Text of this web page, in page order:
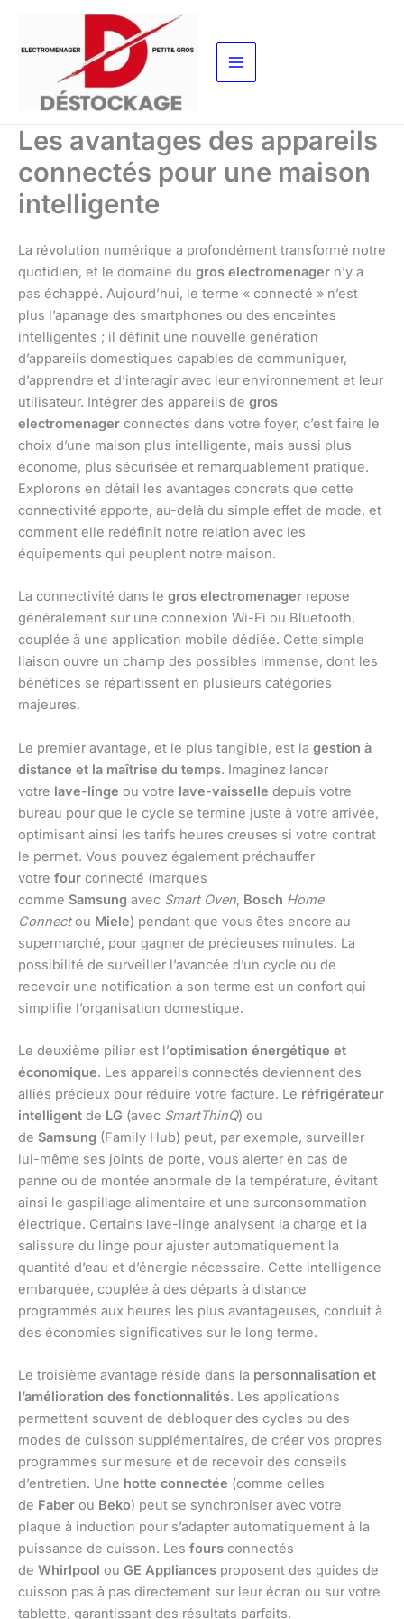
contenu
Les avantages des appareils
connectés pour une maison
intelligente
La révolution numérique a profondément transformé notre
quotidien, et le domaine du gros electromenager n’y a
pas échappé. Aujourd’hui, le terme « connecté » n’est
plus l’apanage des smartphones ou des enceintes
intelligentes ; il définit une nouvelle génération
d’appareils domestiques capables de communiquer,
d’apprendre et d’interagir avec leur environnement et leur
utilisateur. Intégrer des appareils de gros
electromenager connectés dans votre foyer, c’est faire le
choix d’une maison plus intelligente, mais aussi plus
économe, plus sécurisée et remarquablement pratique.
Explorons en détail les avantages concrets que cette
connectivité apporte, au-delà du simple effet de mode, et
comment elle redéfinit notre relation avec les
équipements qui peuplent notre maison.
La connectivité dans le gros electromenager repose
généralement sur une connexion Wi-Fi ou Bluetooth,
couplée à une application mobile dédiée. Cette simple
liaison ouvre un champ des possibles immense, dont les
bénéfices se répartissent en plusieurs catégories
majeures.
Le premier avantage, et le plus tangible, est la gestion à
distance et la maîtrise du temps. Imaginez lancer
votre lave-linge ou votre lave-vaisselle depuis votre
bureau pour que le cycle se termine juste à votre arrivée,
optimisant ainsi les tarifs heures creuses si votre contrat
le permet. Vous pouvez également préchauffer
votre four connecté (marques
comme Samsung avec Smart Oven, Bosch Home
Connectou Miele) pendant que vous êtes encore au
supermarché, pour gagner de précieuses minutes. La
possibilité de surveiller l’avancée d’un cycle ou de
recevoir une notification à son terme est un confort qui
simplifie l’organisation domestique.
Le deuxième pilier est l’optimisation énergétique et
économique. Les appareils connectés deviennent des
alliés précieux pour réduire votre facture. Le réfrigérateur
intelligent de LG (avec SmartThinQ) ou
de Samsung (Family Hub) peut, par exemple, surveiller
lui-même ses joints de porte, vous alerter en cas de
panne ou de montée anormale de la température, évitant
ainsi le gaspillage alimentaire et une surconsommation
électrique. Certains lave-linge analysent la charge et la
salissure du linge pour ajuster automatiquement la
quantité d’eau et d’énergie nécessaire. Cette intelligence
embarquée, couplée à des départs à distance
programmés aux heures les plus avantageuses, conduit à
des économies significatives sur le long terme.
Le troisième avantage réside dans la personnalisation et
l’amélioration des fonctionnalités. Les applications
permettent souvent de débloquer des cycles ou des
modes de cuisson supplémentaires, de créer vos propres
programmes sur mesure et de recevoir des conseils
d’entretien. Une hotte connectée (comme celles
de Faber ou Beko) peut se synchroniser avec votre
plaque à induction pour s’adapter automatiquement à la
puissance de cuisson. Les fours connectés
de Whirlpool ou GE Appliances proposent des guides de
cuisson pas à pas directement sur leur écran ou sur votre
tablette, garantissant des résultats parfaits.